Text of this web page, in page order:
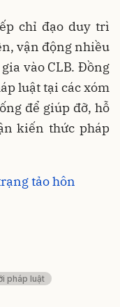
chỉ đạo duy trì
vận động nhiều
vào CLB. Đồng
luật tại các xóm
để giúp đỡ, hỗ
kiến thức pháp
tảo hôn
pháp luật